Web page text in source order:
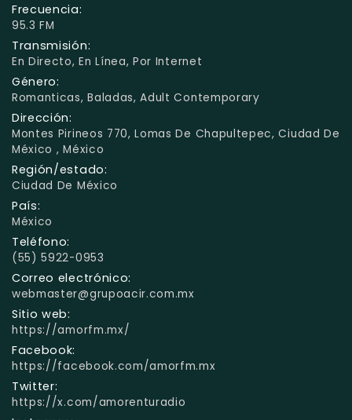
Frecuencia:
95.3 FM
Transmisión:
En Directo, En Línea, Por Internet
Género:
Romanticas, Baladas, Adult Contemporary
Dirección:
Montes Pirineos 770, Lomas De Chapultepec, Ciudad De
México , México
Región/estado:
Ciudad De México
País:
México
Teléfono:
(55) 5922-0953
Correo electrónico:
webmaster@grupoacir.com.mx
Sitio web:
https://amorfm.mx/
Facebook:
https://facebook.com/amorfm.mx
Twitter:
https://x.com/amorenturadio